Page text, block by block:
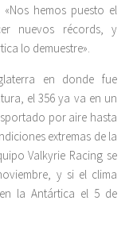
hemos puesto el
nuevos récords, y
lo demuestre».
en donde fue
el 356 ya va en un
por aire hasta
extremas de la
Valkyrie Racing se
y si el clima
la Antártica el 5 de